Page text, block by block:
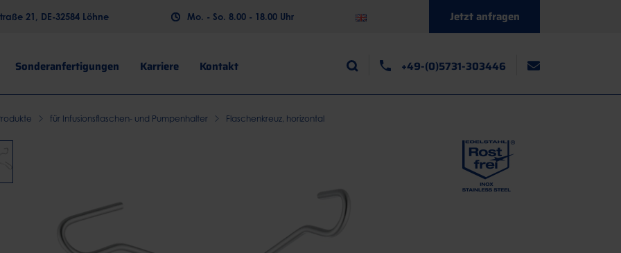
21, DE-32584 Löhne Mo. - So. 8.00 - 18.00 Uhr Jetzt anfragen
Sonderanfertigungen Karriere Kontakt +49-(0)5731-303446
für Infusionsflaschen- und Pumpenhalter Flaschenkreuz, horizontal